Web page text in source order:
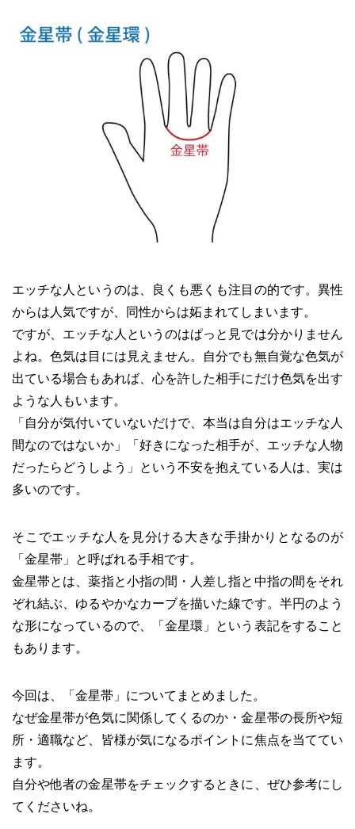
エッチな人というのは、良くも悪くも注目の的です。異性
からは人気ですが、同性からは妬まれてしまいます。
ですが、エッチな人というのはぱっと見では分かりません
よね。色気は目には見えません。自分でも無自覚な色気が
出ている場合もあれば、心を許した相手にだけ色気を出す
ような人もいます。
「自分が気付いていないだけで、本当は自分はエッチな人
間なのではないか」「好きになった相手が、エッチな人物
だったらどうしよう」という不安を抱えている人は、実は
多いのです。
そこでエッチな人を見分ける大きな手掛かりとなるのが
「金星帯」と呼ばれる手相です。
金星帯とは、薬指と小指の間・人差し指と中指の間をそれ
ぞれ結ぶ、ゆるやかなカーブを描いた線です。半円のよう
な形になっているので、「金星環」という表記をすること
もあります。
今回は、「金星帯」についてまとめました。
なぜ金星帯が色気に関係してくるのか・金星帯の長所や短
所・適職など、皆様が気になるポイントに焦点を当ててい
ます。
自分や他者の金星帯をチェックするときに、ぜひ参考にし
てくださいね。